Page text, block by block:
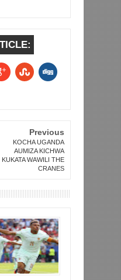
Previous
KOCHA UGANDA
AUMIZA KICHWA
KUKATA WAWILI THE
CRANES